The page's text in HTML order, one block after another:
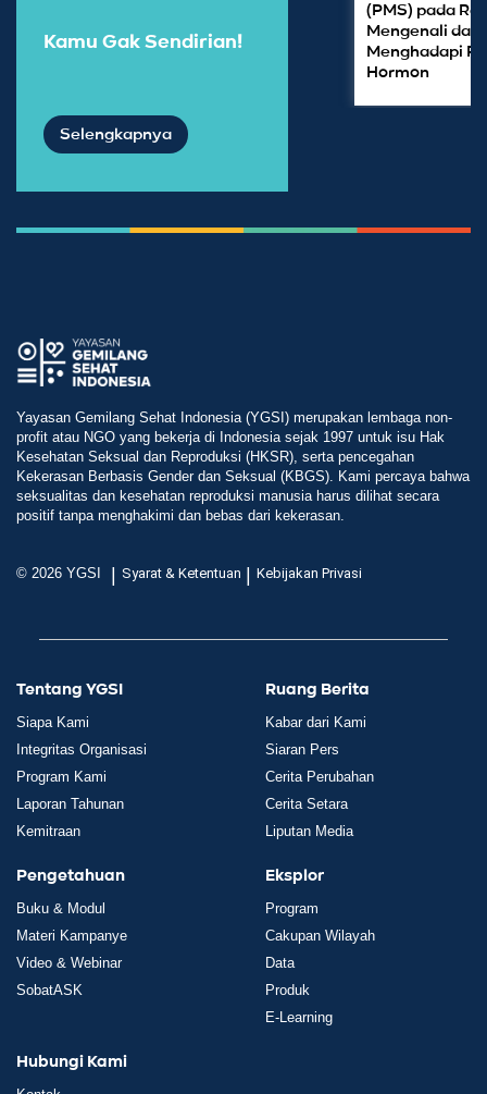
Kamu Gak Sendirian!
Selengkapnya
(PMS) pada
Mengenali dan
Menghadapi
Hormon
Yayasan Gemilang Sehat Indonesia (YGSI) merupakan lembaga non-
profit atau NGO yang bekerja di Indonesia sejak 1997 untuk isu Hak
Kesehatan Seksual dan Reproduksi (HKSR), serta pencegahan
Kekerasan Berbasis Gender dan Seksual (KBGS). Kami percaya bahwa
seksualitas dan kesehatan reproduksi manusia harus dilihat secara
positif tanpa menghakimi dan bebas dari kekerasan.
© 2026 YGSI | Syarat & Ketentuan | Kebijakan Privasi
Tentang YGSI
Siapa Kami
Integritas Organisasi
Program Kami
Laporan Tahunan
Kemitraan
Ruang Berita
Kabar dari Kami
Siaran Pers
Cerita Perubahan
Cerita Setara
Liputan Media
Pengetahuan
Buku & Modul
Materi Kampanye
Video & Webinar
SobatASK
Eksplor
Program
Cakupan Wilayah
Data
Produk
E-Learning
Hubungi Kami